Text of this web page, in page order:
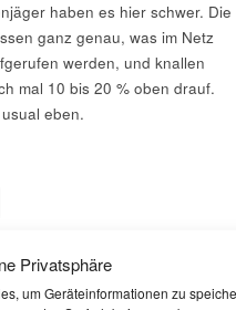
Privatsphäre
um Geräteinformationen zu
haben es hier schwer. Die
ganz genau, was im Netz
werden, und knallen
mal 10 bis 20 % oben drauf.
eben.